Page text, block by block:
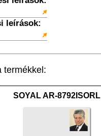
leírások:
termékkel:
SOYAL AR-8792ISORL